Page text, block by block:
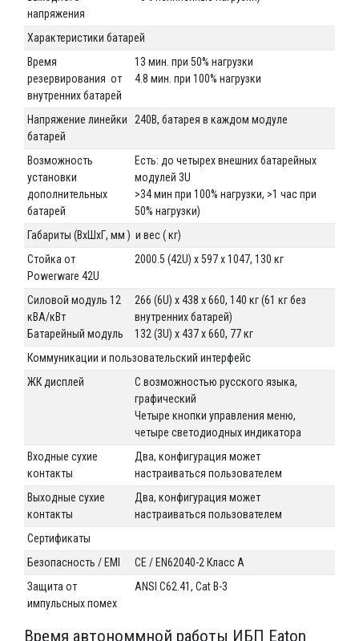
напряжения
Характеристики батарей
Время
резервирования от
внутренних батарей
13 мин. при 50% нагрузки
4.8 мин. при 100% нагрузки
Напряжение линейки
батарей
240В, батарея в каждом модуле
Возможность
установки
дополнительных
батарей
Есть: до четырех внешних батарейных
модулей 3U
>34 мин при 100% нагрузки, >1 час при
50% нагрузки)
Габариты (ВxШxГ, мм ) и вес ( кг)
Стойка от
Powerware 42U
2000.5 (42U) х 597 х 1047, 130 кг
Силовой модуль 12
кВА/кВт
Батарейный модуль
266 (6U) x 438 x 660, 140 кг (61 кг без
внутренних батарей)
132 (3U) x 437 x 660, 77 кг
Коммуникации и пользовательский интерфейс
ЖК дисплей
С возможностью русского языка,
графический
Четыре кнопки управления меню,
четыре светодиодных индикатора
Входные сухие
контакты
Два, конфигурация может
настраиваться пользователем
Выходные сухие
контакты
Два, конфигурация может
настраиваться пользователем
Сертификаты
Безопасность / EMI
CE / EN62040-2 Класс A
Защита от
импульсных помех
ANSI C62.41, Cat B-3
Время автономмной работы ИБП Eaton